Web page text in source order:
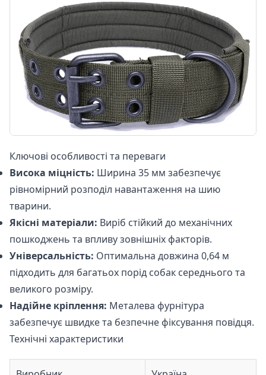
Ключові особливості та переваги
Висока міцність: Ширина 35 мм забезпечує
рівномірний розподіл навантаження на шию
тварини.
Якісні матеріали: Виріб стійкий до механічних
пошкоджень та впливу зовнішніх факторів.
Універсальність: Оптимальна довжина 0,64 м
підходить для багатьох порід собак середнього та
великого розміру.
Надійне кріплення: Металева фурнітура
забезпечує швидке та безпечне фіксування повідця.
Технічні характеристики